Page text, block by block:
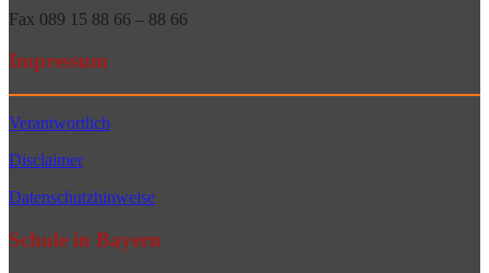
Fax 089 15 88 66 – 88 66
Impressum
Verantwortlich
Disclaimer
Datenschutzhinweise
Schule in Bayern